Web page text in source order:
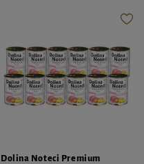
Dolina Noteci Premium